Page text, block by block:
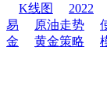
K线图
2022
易
原油走势
金
黄金策略